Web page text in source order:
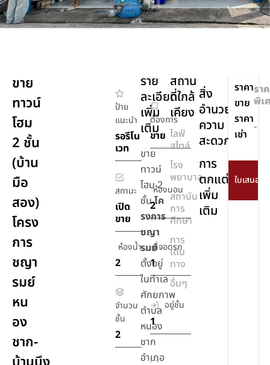
ขาย
ทาวน์
โฮม
2 ชั้น
(บ้าน
มือ
สอง)
โครง
การ
ชญา
รมย์
หน
อง
ชาก-
ป้าย
แนะนำ
รอรีโน
เวท
ต้องการ
ขาย
สถานะ
เปิด
ขาย
ห้องนอน
2
ห้องน้ำ
2
ที่จอดรถ
1
จำนวน
ชั้น
2
อยู่ชั้น
1
ราย
ละเอียด
เพิ่ม
เติม
ขาย
ทาวน์
โฮม 2
ชั้นโค
รงการ
ชญา
รมย์
ตั้งอยู่
ในทำเล
ศักยภาพ
ตำบล
หนอง
ชาก
อำเภอ
สถาน
ที่ใกล้
เคียง
ไลฟ์
สไตล์
โรง
พยาบาล
สถาบัน
การ
ศึกษา
การ
เดิน
ทาง
อื่นๆ
สิ่ง
อำนวย
ความ
สะดวก
การ
ตกแต่ง
เพิ่ม
เติม
ราคา
ขาย
รา
พิเ
ราคา
เช่า
-